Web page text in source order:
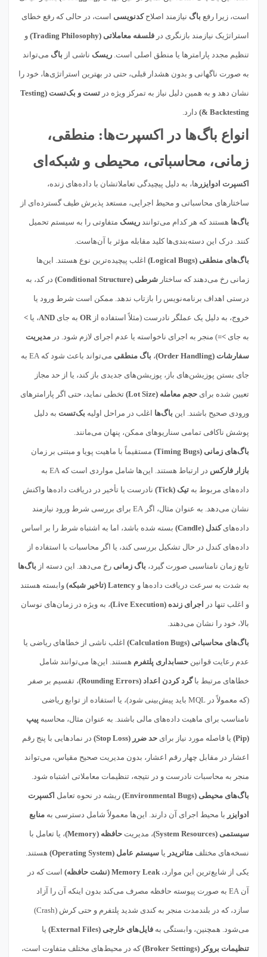
است، زیرا رفع باگ نیازمند اصلاحکدنویسی است، در حالی که رفع خطای
استراتژیک نیازمند بازنگری در فلسفه معاملاتی (Trading Philosophy) و
تنظیم مجدد پارامترها یا منطق اصلی است. ریسک ناشی از باگ می‌تواند
به صورت ناگهانی و بدون هشدار قبلی، حتی در بهترین استراتژی‌ها، خود را
نشان دهد و به همین دلیل نیاز به تمرکز ویژه در تست و بک‌تست (Testing
& Backtesting) دارد.
انواع باگ‌ها در اکسپرت‌ها: منطقی،
زمانی، محاسباتی، محیطی و شبکه‌ای
اکسپرت ادوایزر ها، به دلیل پیچیدگی تعاملاتشان با داده‌های زنده،
ساختارهای محاسباتی و محیط اجرایی، مستعد پذیرش طیف گسترده‌ای از
باگ‌ها هستند که هر کدام می‌توانند ریسک متفاوتی را به سیستم تحمیل
کنند. درک این دسته‌بندی‌ها کلید مقابله مؤثر با آن‌هاست.
باگ‌های منطقی (Logical Bugs) اغلب پیچیده‌ترین نوع هستند. این‌ها
زمانی رخ می‌دهند که ساختار شرطی (Conditional Structure) در کد، به
درستی اهداف برنامه‌نویس را بازتاب ندهد. ممکن است شرط ورود یا
خروج، به دلیل یک عملگر نادرست (مثلاً استفاده ازOR به جای AND، یا >
به جای >=) منجر به اجرای ناخواسته یا عدم اجرای لازم شود. در مدیریت
سفارشات (Order Handling) ، باگ منطقی می‌تواند باعث شود که EA به
جای بستن پوزیشن‌های باز، پوزیشن‌های جدیدی باز کند، یا از حد مجاز
تعیین شده برای حجم معامله (Lot Size) تخطی نماید، حتی اگر پارامترهای
ورودی صحیح باشند. این باگ‌ها اغلب در مراحل اولیه بک‌تست به دلیل
پوشش ناکافی تمامی سناریوهای ممکن، پنهان می‌مانند.
باگ‌های زمانی (Timing Bugs) مستقیماً با ماهیت پویا و مبتنی بر زمان
بازار فارکس در ارتباط هستند. این‌ها شامل مواردی است که EA به
داده‌های مربوط به تیک (Tick) نادرست یا تأخیر در دریافت داده‌ها واکنش
نشان می‌دهد. به عنوان مثال، اگر EA برای بررسی شرط ورود نیازمند
داده‌هایکندل (Candle) بسته شده باشد، اما به اشتباه شرط را بر اساس
داده‌های کندل در حال تشکیل بررسی کند، یا اگر محاسبات با استفاده از
تابع زمان نامناسبی صورت گیرد، باگ زمانی رخ می‌دهد. این دسته از باگ‌ها
به شدت به سرعت دریافت داده‌ها و Latency (تاخیر شبکه) وابسته هستند
و اغلب تنها در اجرای زنده (Live Execution) ، به ویژه در زمان‌های نوسان
بالا، خود را نشان می‌دهند.
باگ‌های محاسباتی (Calculation Bugs) اغلب ناشی از خطاهای ریاضی یا
عدم رعایت قوانین حسابداری پلتفرم هستند. این‌ها می‌توانند شامل
خطاهای مرتبط باگرد کردن اعداد (Rounding Errors) ، تقسیم بر صفر
(که معمولاً در MQL باید پیش‌بینی شود)، یا استفاده از توابع ریاضی
نامناسب برای ماهیت داده‌های مالی باشند. به عنوان مثال، محاسبه پیپ
(Pip) یا فاصله مورد نیاز برای حد ضرر (Stop Loss) در نمادهایی با پنج رقم
اعشار در مقابل چهار رقم اعشار، بدون مدیریت صحیح مقیاس، می‌تواند
منجر به محاسبات نادرست و در نتیجه، تنظیمات معاملاتی اشتباه شود.
باگ‌های محیطی (Environmental Bugs) ریشه در نحوه تعامل اکسپرت
ادوایزر با محیط اجرای آن دارند. این‌ها معمولاً شامل دسترسی به منابع
سیستمی (System Resources) ، مدیریت حافظه (Memory) ، یا تعامل با
نسخه‌های مختلف متاتریدر یا سیستم عامل (Operating System) هستند.
یکی از شایع‌ترین این موارد، Memory Leak (نشت حافظه) است که در
آن EA به صورت پیوسته حافظه مصرف می‌کند بدون اینکه آن را آزاد
سازد، که در بلندمدت منجر به کندی شدید پلتفرم و حتی کرش (Crash)
می‌شود. همچنین، وابستگی به فایل‌های خارجی (External Files) یا
تنظیمات بروکر (Broker Settings) که در محیط‌های مختلف متفاوت است،